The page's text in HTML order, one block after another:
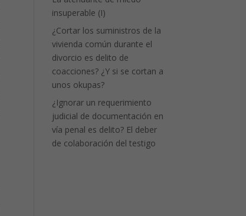
insuperable (I)
¿Cortar los suministros de la
vivienda común durante el
divorcio es delito de
coacciones? ¿Y si se cortan a
unos okupas?
¿Ignorar un requerimiento
judicial de documentación en
vía penal es delito? El deber
de colaboración del testigo